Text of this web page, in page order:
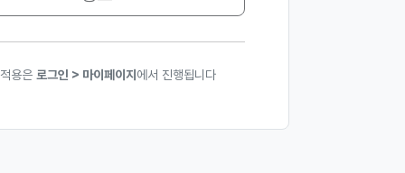
용은 로그인 > 마이페이지 에서 진행됩니다